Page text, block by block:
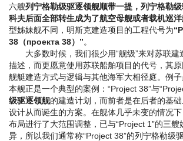
六艘列宁格勒级驱逐领舰顺带一提，列宁格勒
科夫后面全部转生成为了航空母舰或者载机巡
型姊妹舰不同，明斯克建造项目的工程代号为
38（проекта 38）”。
大多数时候，我们很少用“舰级”来对苏联建
描述，而更愿意使用苏联船舶项目的代号，其
舰艇建造方式与逻辑与其他海军大相径庭。例
本舰正是一个典型的案例：“Project 38”与
级驱逐领舰的建造计划，而前者是在后者的基
设计从而诞生的方案。在舰体几乎未变的情况
布局进行了大范围调整，已与“Project 1”的三
异，所以我们通常称“Project 38”的列宁格勒级